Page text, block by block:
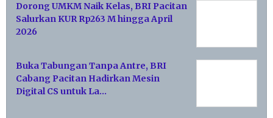
Dorong UMKM Naik Kelas, BRI Pacitan
Salurkan KUR Rp263 M hingga April
2026
Buka Tabungan Tanpa Antre, BRI
Cabang Pacitan Hadirkan Mesin
Digital CS untuk La…